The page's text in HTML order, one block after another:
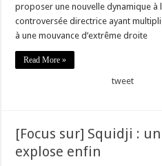
proposer une nouvelle dynamique à
controversée directrice ayant
à une mouvance d’extrême droite
Read More »
tweet
[Focus sur] Squidji :
explose enfin